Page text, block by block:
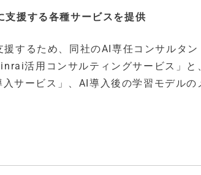
支援する各種サービスを提供
するため、同社のAI専任コンサルタン
活用コンサルティングサービス」と
サービス」、AI導入後の学習モデルの